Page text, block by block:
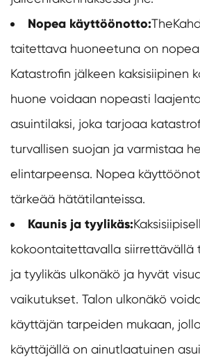
Nopea käyttöönotto:The
taitettava huoneetuna on
Katastrofin jälkeen kaksisiipinen
huone voidaan nopeasti
asuintilaksi, joka tarjoaa
turvallisen suojan ja varmistaa
elintarpeensa. Nopea
tärkeää hätätilanteissa.
Kaunis ja tyylikäs:
kokoontaitettavalla siirrettävällä
ja tyylikäs ulkonäkö ja hyvät
vaikutukset. Talon ulkonäkö
käyttäjän tarpeiden mukaan,
käyttäjällä on ainutlaatuinen